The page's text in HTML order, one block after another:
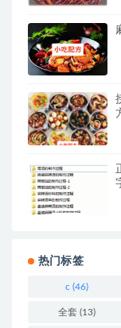
热门标签
c (46)
全套 (13)